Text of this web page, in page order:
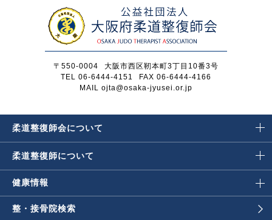
〒550-0004
大阪市西区靭本町3丁目10番3号
TEL 06-6444-4151
FAX 06-6444-4166
MAIL ojta@osaka-jyusei.or.jp
柔道整復師会について
柔道整復師について
健康情報
整・接骨院検索